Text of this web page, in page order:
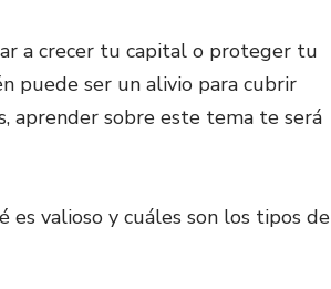
a crecer tu capital o proteger tu
puede ser un alivio para cubrir
aprender sobre este tema te será
es valioso y cuáles son los tipos de